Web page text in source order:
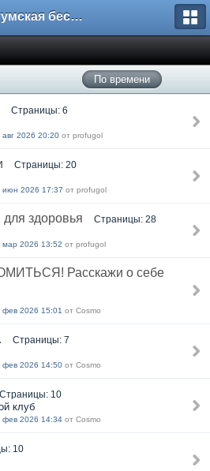
Батумская беседка
По времени
Страницы: 6
авг 2026 20:20 от profugol
Страницы: 20
июн 2026 17:37 от profugol
для здоровья Страницы: 28
мар 2026 13:52 от profugol
Расскажи о себе
фев 2026 15:01 от Cosmo
Страницы: 7
фев 2026 14:50 от Cosmo
Страницы: 10
клуб
фев 2026 14:34 от Cosmo
10